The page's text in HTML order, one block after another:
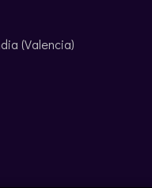
(Valencia)